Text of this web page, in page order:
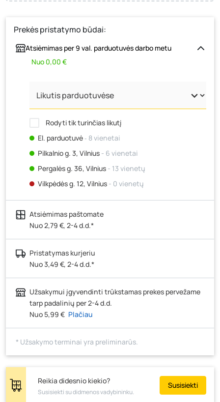
Prekės pristatymo būdai:
Atsiėmimas per 9 val. parduotuvės darbo metu
Nuo 0,00 €
Rodyti tik turinčias likutį
El. parduotuvė‐ 8 vienetai
Pilkalnio g. 3, Vilnius - 6 vienetai
Pergalės g. 36, Vilnius - 13 vienetų
Vilkpėdės g. 12, Vilnius - 0 vienetų
Ateities g. 15, Vilnius- 5 vienetai
Kauno r., Narsiečių k., Vytauto g. 183, Kaunas
vienetai
Šilutės pl. 83A, Klaipėda- 6 vienetai
Pramonės g. 7, Šiauliai
Klaipėdos g. 170R, Panevėžys
J. Basanavičiaus g. 6, Utena
Novočėbės k. 3, Kėdainiai
Skuodo g. 41, Mažeikiai- 10 vienetų
Žemaičių g. 2, Raseiniai
Pramonės g. 6E, Šilutė- 7 vienetai
Atsiėmimas paštomate
Nuo 2,79 €, 2-4 d.d.*
Pristatymas kurjeriu
Nuo 3,49 €, 2-4 d.d.*
Užsakymui įgyvendinti trūkstamas prekes pervežame
tarp padalinių per 2-4 d.d.
Nuo 5,99 € Plačiau
* Užsakymo terminai yra preliminarūs.
Reikia didesnio kiekio?
Susisiekti su didmenos vadybininku.
Susisiekti